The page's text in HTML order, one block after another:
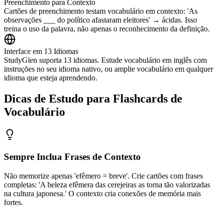
Preenchimento para Contexto
Cartões de preenchimento testam vocabulário em contexto: 'As
observações ___ do político afastaram eleitores' → ácidas. Isso
treina o uso da palavra, não apenas o reconhecimento da definição.
Interface em 13 Idiomas
StudyGlen suporta 13 idiomas. Estude vocabulário em inglês com
instruções no seu idioma nativo, ou amplie vocabulário em qualquer
idioma que esteja aprendendo.
Dicas de Estudo para Flashcards de
Vocabulário
Sempre Inclua Frases de Contexto
Não memorize apenas 'efêmero = breve'. Crie cartões com frases
completas: 'A beleza efêmera das cerejeiras as torna tão valorizadas
na cultura japonesa.' O contexto cria conexões de memória mais
fortes.